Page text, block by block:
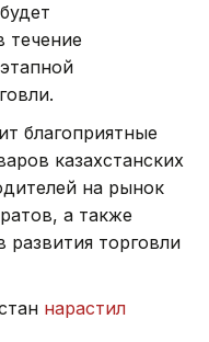
течение
благоприятные
казахстанских
на рынок
а также
развития торговли
нарастил